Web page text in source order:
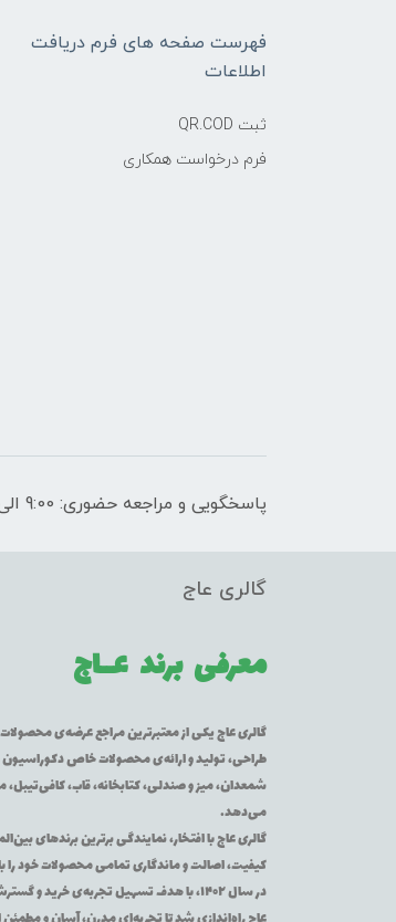
فهرست صفحه های فرم دریافت
اطلاعات
ثبت QR.COD
فرم درخواست همکاری
پاسخگویی و مراجعه حضوری: 9:00 الی14:00 و 16:00 تا 21:00
گالری عاج
معرفی برند عــاج
گالری عاج یکی از معتبرترین مراجع عرضه‌ی
طراحی، تولید و ارائه‌ی محصولات خاص دکوراسیون
شمعدان، میز و صندلی، کتابخانه، قاب، کافی‌تیبل،
می‌دهد.
گالری عاج با افتخار، نمایندگی برترین برندهای
کیفیت، اصالت و ماندگاری تمامی محصولات خود را
در سال ۱۴۰۲، با هدف تسهیل تجربه‌ی